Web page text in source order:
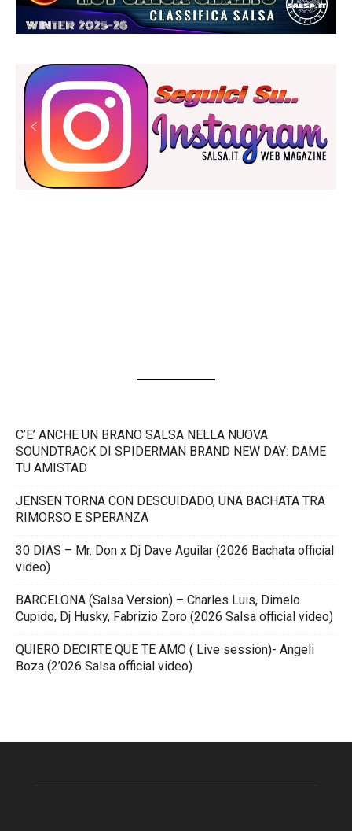
C’E’ ANCHE UN BRANO SALSA NELLA NUOVA
SOUNDTRACK DI SPIDERMAN BRAND NEW DAY: DAME
TU AMISTAD
JENSEN TORNA CON DESCUIDADO, UNA BACHATA TRA
RIMORSO E SPERANZA
30 DIAS – Mr. Don x Dj Dave Aguilar (2026 Bachata official
video)
BARCELONA (Salsa Version) – Charles Luis, Dimelo
Cupido, Dj Husky, Fabrizio Zoro (2026 Salsa official video)
QUIERO DECIRTE QUE TE AMO ( Live session)- Angeli
Boza (2’026 Salsa official video)